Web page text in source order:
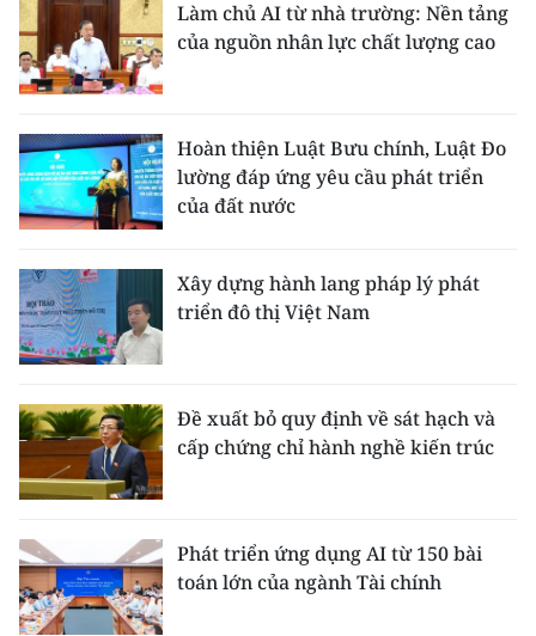
Làm chủ AI từ nhà trường: Nền tảng
của nguồn nhân lực chất lượng cao
Hoàn thiện Luật Bưu chính, Luật Đo
lường đáp ứng yêu cầu phát triển
của đất nước
Xây dựng hành lang pháp lý phát
triển đô thị Việt Nam
Đề xuất bỏ quy định về sát hạch và
cấp chứng chỉ hành nghề kiến trúc
Phát triển ứng dụng AI từ 150 bài
toán lớn của ngành Tài chính